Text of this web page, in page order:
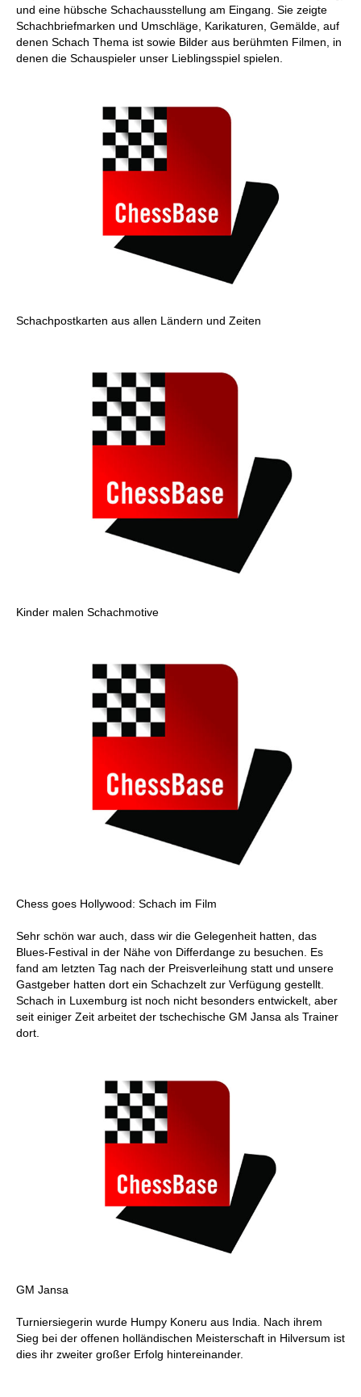
und eine hübsche Schachausstellung am Eingang. Sie zeigte
Schachbriefmarken und Umschläge, Karikaturen, Gemälde, auf
denen Schach Thema ist sowie Bilder aus berühmten Filmen, in
denen die Schauspieler unser Lieblingsspiel spielen.
Schachpostkarten aus allen Ländern und Zeiten
Kinder malen Schachmotive
Chess goes Hollywood: Schach im Film
Sehr schön war auch, dass wir die Gelegenheit hatten, das
Blues-Festival in der Nähe von Differdange zu besuchen. Es
fand am letzten Tag nach der Preisverleihung statt und unsere
Gastgeber hatten dort ein Schachzelt zur Verfügung gestellt.
Schach in Luxemburg ist noch nicht besonders entwickelt, aber
seit einiger Zeit arbeitet der tschechische GM Jansa als Trainer
dort.
GM Jansa
Turniersiegerin wurde Humpy Koneru aus India. Nach ihrem
Sieg bei der offenen holländischen Meisterschaft in Hilversum ist
dies ihr zweiter großer Erfolg hintereinander.